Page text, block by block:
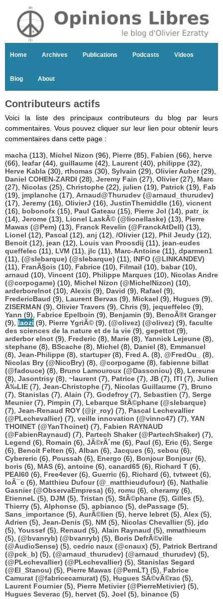
Home Archives Publications Podcasts Videos
Blog About
Contributeurs actifs
Voici la liste des principaux contributeurs du blog par leurs
commentaires. Vous pouvez cliquer sur leur lien pour obtenir leurs
commentaires dans cette page :
macha (113), Michel Nizon (96), Pierre (85), Fabien (66), herve
(66), leafar(44), guillaume (42), Laurent (40), philippe (32),
Herve Kabla (30), rthomas (30), Sylvain (29), Olivier Auber(29),
Daniel COHEN-ZARDI (28), Jeremy Fain (27), Olivier(27), Marc
(27), Nicolas (25), Christophe (22), julien (19), Patrick (19), Fab
(19), jmplanche (17), Arnaud@Thurudev (@arnaud_thurudev)
(17), Jeremy (16), OlivierJ (16), JustinThemiddle (16), vicnent
(16), bobonofx (15), Paul Gateau (15), Pierre Jol (14), patr_ix
(14), Jerome (13), Lionel LaskÃ© (@lionellaske) (13), Pierre
Mawas (@Pem) (13), Franck Revelin (@FranckAtDell) (13),
Lionel (12), Pascal (12), anj (12), /Olivier(12), Phil Jeudy (12),
Benoit (12), jean (12), Louis van Proosdij (11), jean-eudes
queffelec (11), LVM (11), jlc (11), Marc-Antoine (11), dparmen1
(11), (@slebarque) (@slebarque) (11), INFO (@LINKANDEV)
(11), FranÃ§ois (10), Fabrice (10), Filmail (10), babar(10),
arnaud (10), Vincent (10), Philippe Marques (10), Nicolas Andre
(@corpogame) (10), Michel Nizon (@MichelNizon) (10),
arderborelnot (10), Alexis (9), David (9), Rafael (9),
FredericBaud (9), Laurent Bervas (9), Mickael (9), Hugues (9),
ZISERMAN (9), Olivier Travers (9), Chris (9), jequeffelec (9),
Yann (9), Fabrice Epelboin (9), Benjamin (9), BenoÃ®t Granger
(9), laozi (9), Pierre YgriÃ© (9), (@olivez) (@olivez) (9), faculte
des sciences de la nature et de la vie (9), gepettot (9),
arderbor elnot (9), Frederic (8), Marie (8), Yannick Lejeune (8),
stephane (8), BScache (8), Michel (8), Daniel (8), Emmanuel
(8), Jean-Philippe (8), startuper(8), Fred A. (8), @FredOu_
(8),
Nicolas Bry (@NicoBry) (8), @corpogame (8), fabienne billat
(@fadouce) (8), Bruno Lamouroux (@Dassoniou) (8), Lereune
(8), Jasontrisy (8), ~laurent (7), Patrice (7), JB (7), ITI (7), Julien
Ã‰LIE (7), Jean-Christophe (7), Nicolas Guillaume (7), Bruno
(7), Stanislas (7), Alain (7), Godefroy (7), Sebastien (7), Serge
Meunier(7), Pimpin (7), Lebarque StÃ©phane (@slebarque)
(7), Jean-Renaud ROY (@jr_roy) (7), Pascal Lechevallier
(@PLechevallier) (7), veille innovation (@vinno47) (7), YAN
THOINET (@YanThoinet) (7), Fabien RAYNAUD
(@FabienRaynaud) (7), Partech Shaker (@PartechShaker) (7),
Legend (6), Romain (6), JÃ©rÃ´me (6), Paul (6), Eric (6), Serge
(6), Benoit Felten (6), Alban (6), Jacques (6), sebou (6),
Cybereric (6), Poussah (6), Energo (6), Bonjour Bonjour(6),
boris (6), MAS (6), antoine (6), canard65 (6), Richard T (6),
PEAI60 (6), Free4ever(6), Guerric (6), Richard (6), tvtweet (6),
loÃ¯c (6), Matthieu Dufour (@_matthieudufour) (6), Nathalie
Gasnier (@ObservaEmpresa) (6), romu (6), cheramy (6),
EtienneL (5), DJM (5), Tristan (5), StÃ©phane (5), Gilles (5),
Thierry (5), Alphonse (5), apbianco (5), dePassage (5),
Sans_importance (5), AurÃ©lien (5), herve lebret (5), Alex (5),
Adrien (5), Jean-Denis (5), NM (5), Nicolas Chevallier(5), jdo
(5), Youssef (5), Renaud (5), Alain Raynaud (5), mmathieum
(5), (@bvanryb) (@bvanryb) (5), Boris DefrÃ©ville
(@AudioSense) (5), cedric naux (@cnaux) (5), Patrick Bertrand
(@pck_b) (5), (@arnaud_thurudev) (@arnaud_thurudev) (5),
(@PLechevallier) (@PLechevallier) (5), Stanislas Segard
(@El_Stanou) (5), Pierre Mawas (@PemLT) (5), Fabrice
Camurat (@fabricecamurat) (5), Hugues SÃ©vÃ©rac (5),
Laurent Fournier(5), Pierre Metivier (@PierreMetivier) (5),
Hugues Severac (5), hervet (5), Joel (5), binance (5)